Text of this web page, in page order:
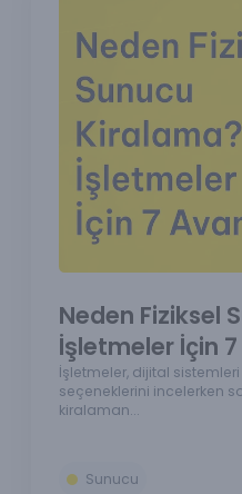
Neden Fiziksel
İşletmeler İçin
İşletmeler, dijital sistemleri
seçeneklerini incelerken
kiralaman...
Sunucu